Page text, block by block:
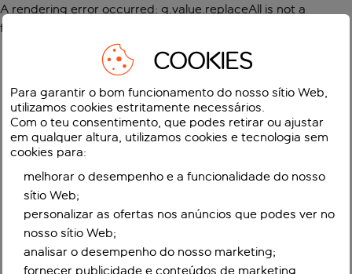
A rendering error occurred: g.value.replaceAll is not a
function
COOKIES
Para garantir o bom funcionamento do nosso sítio Web,
utilizamos cookies estritamente necessários.
Com o teu consentimento, que podes retirar ou ajustar
em qualquer altura, utilizamos cookies e tecnologia sem
cookies para:
melhorar o desempenho e a funcionalidade do nosso
sítio Web;
personalizar as ofertas nos anúncios que podes ver no
nosso sítio Web;
analisar o desempenho do nosso marketing;
fornecer publicidade e conteúdos de marketing